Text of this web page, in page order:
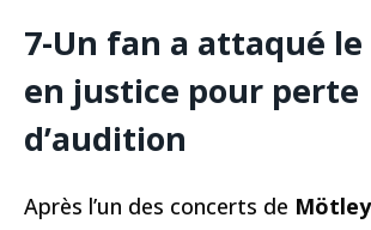
7-Un fan a attaqué
en justice pour perte
d’audition
Après l’un des concerts de